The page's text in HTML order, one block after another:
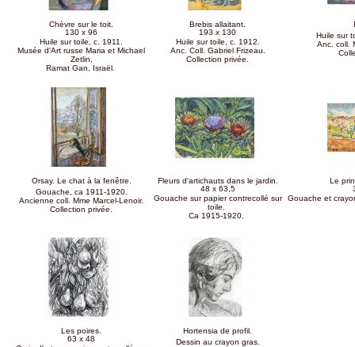
Chèvre sur le toit.
130 x 96
Huile sur toile, c. 1911.
Musée d'Art russe Maria et Michael
Zetlin,
Ramat Gan, Israël.
Brebis allaitant.
193 x 130
Huile sur toile, c. 1912.
Anc. Coll. Gabriel Frizeau.
Collection privée.
Huile sur
Anc. coll.
Orsay. Le chat à la fenêtre.
Gouache, ca 1911-1920.
Ancienne coll. Mme Marcel-Lenoir.
Collection privée.
Fleurs d'artichauts dans le jardin.
48 x 63,5
Gouache sur papier contrecollé sur
toile.
Ca 1915-1920.
Le
Gouache et
Les poires.
63 x 48
Hortensia de profil.
Dessin au crayon gras.